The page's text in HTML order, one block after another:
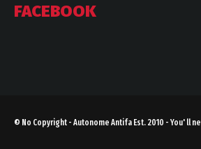
FACEBOOK
© No Copyright - Autonome Antifa Est. 2010 - You' ll